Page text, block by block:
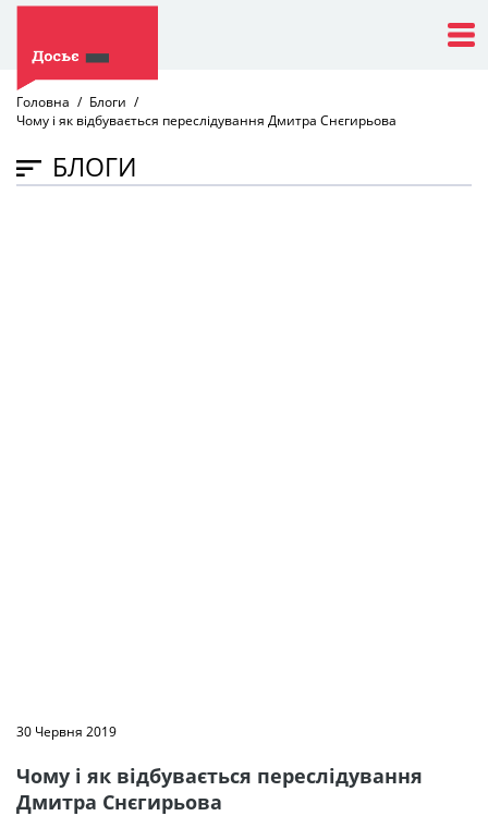
Головна
Блоги
Чому і як відбувається переслідування Дмитра Снєгирьова
БЛОГИ
30 Червня 2019
Чому і як відбувається переслідування
Дмитра Снєгирьова